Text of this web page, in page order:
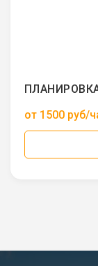
от 1500 руб/